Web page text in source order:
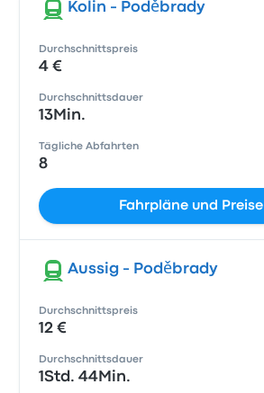
Kolin - Poděbrady
Durchschnittspreis
4 €
Durchschnittsdauer
13Min.
Tägliche Abfahrten
8
Fahrpläne und Preise
Aussig - Poděbrady
Durchschnittspreis
12 €
Durchschnittsdauer
1Std. 44Min.